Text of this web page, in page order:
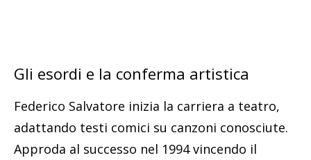
Gli esordi e la conferma artistica
Federico Salvatore inizia la carriera a teatro,
adattando testi comici su canzoni conosciute.
Approda al successo nel 1994 vincendo il